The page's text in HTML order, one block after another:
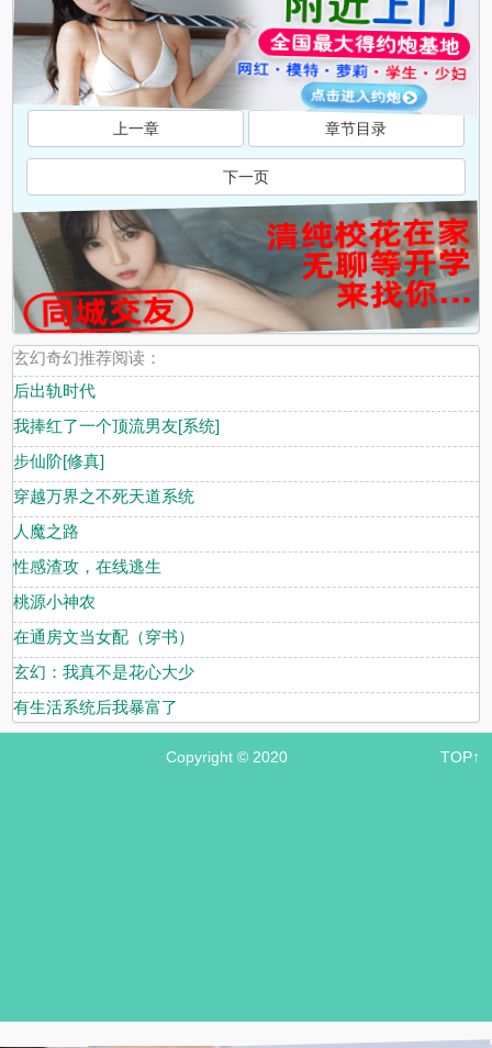
上一章 章节目录
下一页
玄幻奇幻推荐阅读：
后出轨时代
我捧红了一个顶流男友[系统]
步仙阶[修真]
穿越万界之不死天道系统
人魔之路
性感渣攻，在线逃生
桃源小神农
在通房文当女配（穿书）
玄幻：我真不是花心大少
有生活系统后我暴富了
Copyright © 2020 TOP↑